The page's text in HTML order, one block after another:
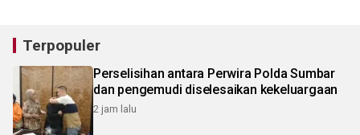
Terpopuler
Perselisihan antara Perwira Polda Sumbar
dan pengemudi diselesaikan kekeluargaan
2 jam lalu